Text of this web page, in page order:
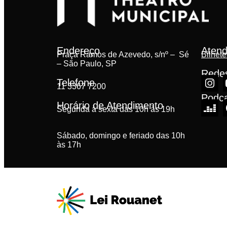
Endereço
Praça Ramos de Azevedo, s/nº – Sé
– São Paulo, SP
Telefone
11 3367 7200
Horário de Atendimento
Segunda à sexta das 10h às 19h
Sábado, domingo e feriado das 10h
às 17h